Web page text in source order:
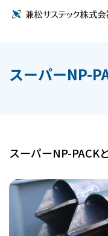
スーパーNP-
スーパーNP-PACK